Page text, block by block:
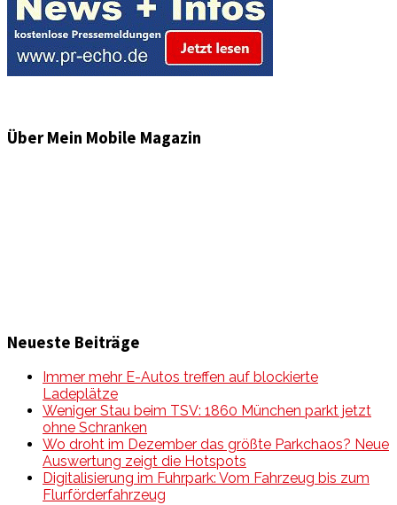
Über Mein Mobile Magazin
Neueste Beiträge
Immer mehr E-Autos treffen auf blockierte
Ladeplätze
Weniger Stau beim TSV: 1860 München parkt jetzt
ohne Schranken
Wo droht im Dezember das größte Parkchaos? Neue
Auswertung zeigt die Hotspots
Digitalisierung im Fuhrpark: Vom Fahrzeug bis zum
Flurförderfahrzeug